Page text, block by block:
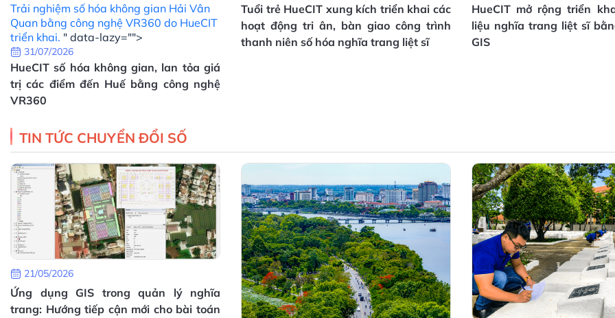
Trải nghiệm số hóa không gian Hải Vân
Quan bằng công nghệ VR360 do HueCIT
triển khai. " data-lazy="">
31/07/2026
HueCIT số hóa không gian, lan tỏa giá
trị các điểm đến Huế bằng công nghệ
VR360
Tuổi trẻ HueCIT xung kích triển khai các
hoạt động tri ân, bàn giao công trình
thanh niên số hóa nghĩa trang liệt sĩ
HueCIT mở rộng triển
liệu nghĩa trang liệt sĩ
GIS
TIN TỨC CHUYỂN ĐỔI SỐ
21/05/2026
Ứng dụng GIS trong quản lý nghĩa
trang: Hướng tiếp cận mới cho bài toán